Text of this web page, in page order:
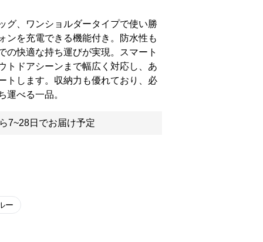
グ、ワンショルダータイプで使い勝
ンを充電できる機能付き。防水性も
の快適な持ち運びが実現。スマート
トドアシーンまで幅広く対応し、あ
トします。収納力も優れており、必
運べる一品。
7~28日でお届け予定
ー